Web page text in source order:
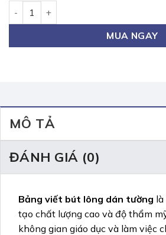
MUA NGAY
MÔ TẢ
ĐÁNH GIÁ (0)
Bảng viết bút lông dán tường
tạo chất lượng cao và độ thẩm
không gian giáo dục và làm việc